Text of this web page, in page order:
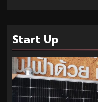
Start Up